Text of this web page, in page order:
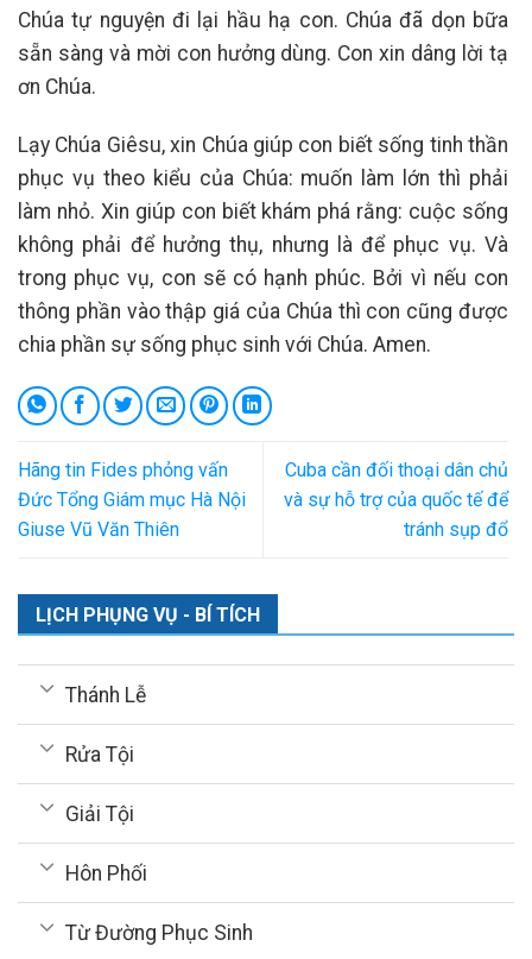
Chúa tự nguyện đi lại hầu hạ con. Chúa đã dọn bữa
sẵn sàng và mời con hưởng dùng. Con xin dâng lời tạ
ơn Chúa.
Lạy Chúa Giêsu, xin Chúa giúp con biết sống tinh thần
phục vụ theo kiểu của Chúa: muốn làm lớn thì phải
làm nhỏ. Xin giúp con biết khám phá rằng: cuộc sống
không phải để hưởng thụ, nhưng là để phục vụ. Và
trong phục vụ, con sẽ có hạnh phúc. Bởi vì nếu con
thông phần vào thập giá của Chúa thì con cũng được
chia phần sự sống phục sinh với Chúa. Amen.
Hãng tin Fides phỏng vấn
Đức Tổng Giám mục Hà Nội
Giuse Vũ Văn Thiên
Cuba cần đối thoại dân chủ
và sự hỗ trợ của quốc tế để
tránh sụp đổ
LỊCH PHỤNG VỤ - BÍ TÍCH
Thánh Lễ
Rửa Tội
Giải Tội
Hôn Phối
Từ Đường Phục Sinh